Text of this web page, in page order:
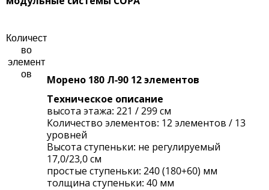
Морено 180 Л-90 12 элементов
Техническое описание
высота этажа: 221 / 299 см
Количество элементов: 12 элементов / 13
уровней
Высота ступеньки: не регулируемый
17,0/23,0 см
простые ступеньки: 240 (180+60) мм
толщина ступеньки: 40 мм
Количест
во
элемент
ов